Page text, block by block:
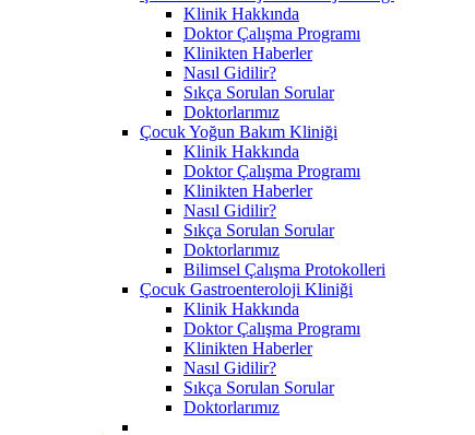
Klinik Hakkında
Doktor Çalışma Programı
Klinikten Haberler
Nasıl Gidilir?
Sıkça Sorulan Sorular
Doktorlarımız
Çocuk Yoğun Bakım Kliniği
Klinik Hakkında
Doktor Çalışma Programı
Klinikten Haberler
Nasıl Gidilir?
Sıkça Sorulan Sorular
Doktorlarımız
Bilimsel Çalışma Protokolleri
Çocuk Gastroenteroloji Kliniği
Klinik Hakkında
Doktor Çalışma Programı
Klinikten Haberler
Nasıl Gidilir?
Sıkça Sorulan Sorular
Doktorlarımız